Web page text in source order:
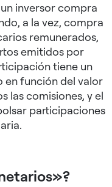
inversor compra
a la vez, compra
remunerados,
emitidos por
tiene un
en función del valor
las comisiones, y el
participaciones